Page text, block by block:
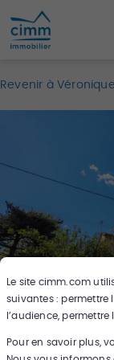
Le site cimm.com
suivantes : permettre
l’audience,
Pour en savoir plus,
Revenir à